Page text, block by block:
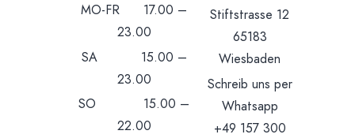
MO-FR 17.00 –
23.00
SA 15.00 –
23.00
SO 15.00 –
22.00
Stiftstrasse 12
65183
Wiesbaden
Schreib uns per
Whatsapp
+49 157 300